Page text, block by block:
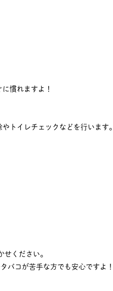
慣れますよ！
トイレチェックなどを行います。
ください。
バコが苦手な方でも安心ですよ！